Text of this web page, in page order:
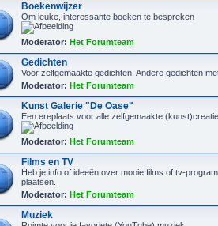
Boekenwijzer
Om leuke, interessante boeken te bespreken
Moderator: Het Forumteam
Gedichten
Voor zelfgemaakte gedichten. Andere gedichten
Moderator: Het Forumteam
Kunst Galerie "De Oase"
Een ereplaats voor alle zelfgemaakte
Moderator: Het Forumteam
Films en TV
Heb je info of ideeën over mooie films of tv-
plaatsen.
Moderator: Het Forumteam
Muziek